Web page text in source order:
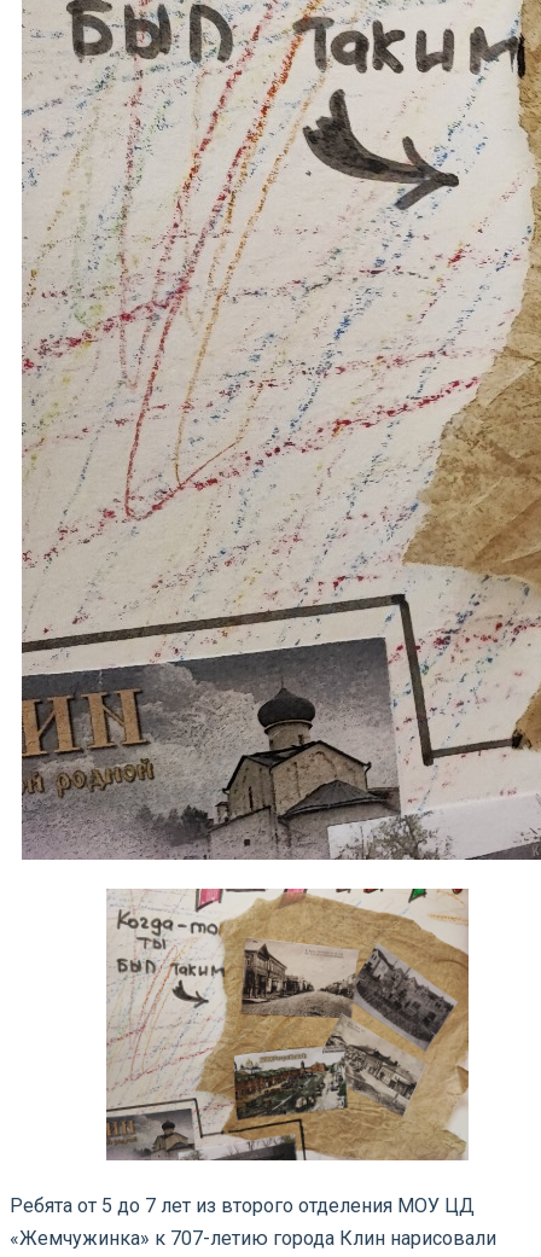
Ребята от 5 до 7 лет из второго отделения МОУ ЦД
«Жемчужинка» к 707-летию города Клин нарисовали